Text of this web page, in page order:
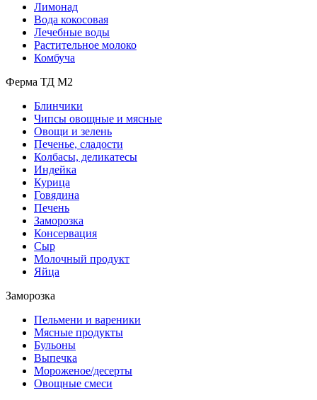
Лимонад
Вода кокосовая
Лечебные воды
Растительное молоко
Комбуча
Ферма ТД М2
Блинчики
Чипсы овощные и мясные
Овощи и зелень
Печенье, сладости
Колбасы, деликатесы
Индейка
Курица
Говядина
Печень
Заморозка
Консервация
Сыр
Молочный продукт
Яйца
Заморозка
Пельмени и вареники
Мясные продукты
Бульоны
Выпечка
Мороженое/десерты
Овощные смеси